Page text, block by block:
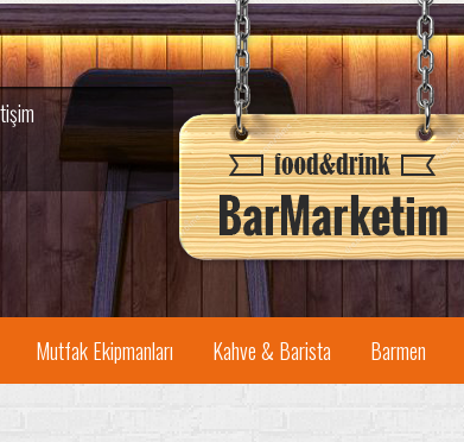
Mutfak Ekipmanları Kahve & Barista Barmen